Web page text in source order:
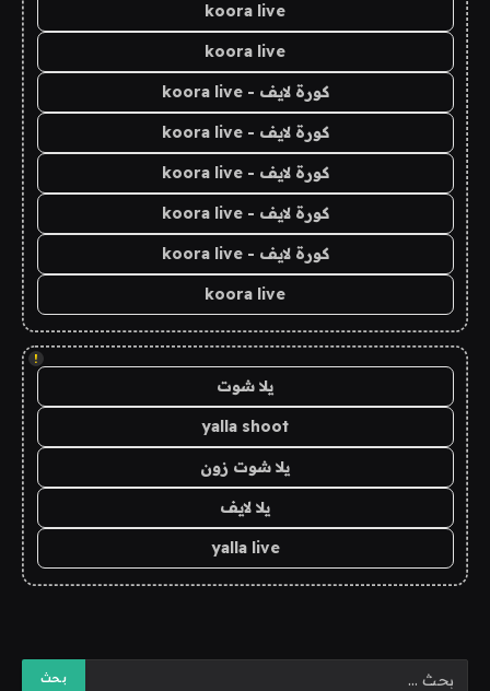
koora live
koora live
كورة لايف - koora live
كورة لايف - koora live
كورة لايف - koora live
كورة لايف - koora live
كورة لايف - koora live
koora live
!
يلا شوت
yalla shoot
يلا شوت زون
يلا لايف
yalla live